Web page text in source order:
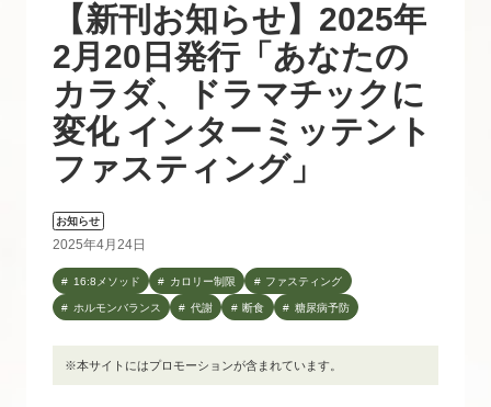
【新刊お知らせ】2025年
2月20日発行「あなたの
カラダ、ドラマチックに
変化 インターミッテント
ファスティング」
お知らせ
2025年4月24日
16:8メソッド カロリー制限 ファスティング
ホルモンバランス 代謝 断食 糖尿病予防
※本サイトにはプロモーションが含まれています。